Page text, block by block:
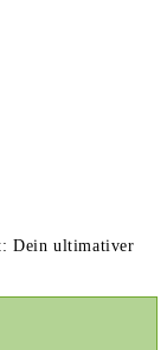
Dein ultimativer